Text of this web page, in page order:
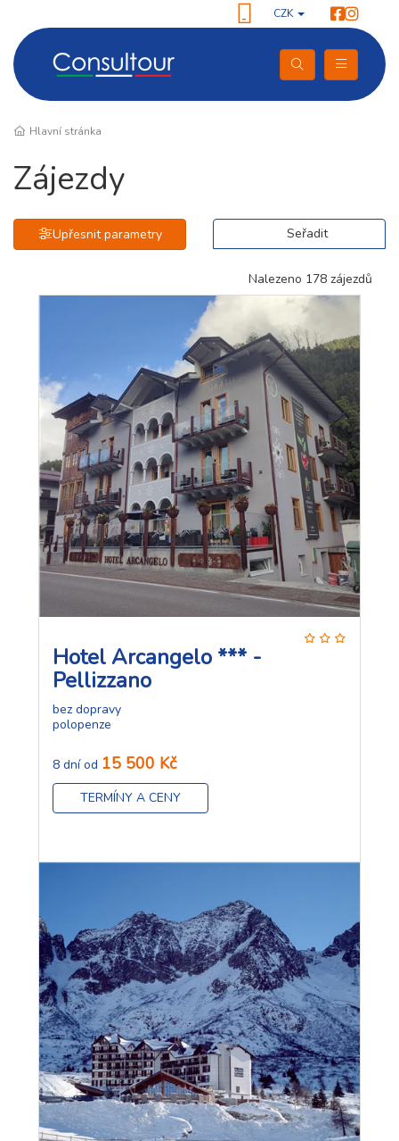
CZK
Hlavní stránka
Zájezdy
Upřesnit parametry Seřadit
Nalezeno 178 zájezdů
Hotel Arcangelo *** -
Pellizzano
bez dopravy
polopenze
8 dní od 15 500 Kč
TERMÍNY A CENY